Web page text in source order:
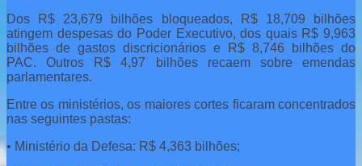
Dos R$ 23,679 bilhões bloqueados, R$ 18,709 bilhões
atingem despesas do Poder Executivo, dos quais R$ 9,963
bilhões de gastos discricionários e R$ 8,746 bilhões do
PAC. Outros R$ 4,97 bilhões recaem sobre emendas
parlamentares.
Entre os ministérios, os maiores cortes ficaram concentrados
nas seguintes pastas:
• Ministério da Defesa: R$ 4,363 bilhões;